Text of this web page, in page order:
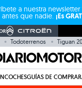
a nuestra
que nadie. ¡Es
Todoterrenos Tiguan
COCHESGUÍAS DE COMPRA